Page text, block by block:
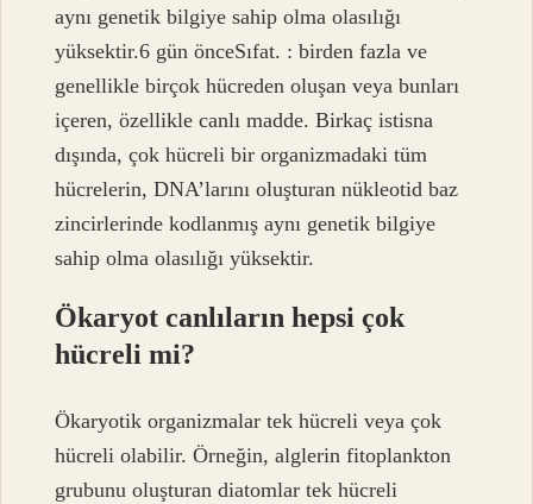
aynı genetik bilgiye sahip olma olasılığı
yüksektir.6 gün önceSıfat. : birden fazla ve
genellikle birçok hücreden oluşan veya bunları
içeren, özellikle canlı madde. Birkaç istisna
dışında, çok hücreli bir organizmadaki tüm
hücrelerin, DNA’larını oluşturan nükleotid baz
zincirlerinde kodlanmış aynı genetik bilgiye
sahip olma olasılığı yüksektir.
Ökaryot canlıların hepsi çok
hücreli mi?
Ökaryotik organizmalar tek hücreli veya çok
hücreli olabilir. Örneğin, alglerin fitoplankton
grubunu oluşturan diatomlar tek hücreli